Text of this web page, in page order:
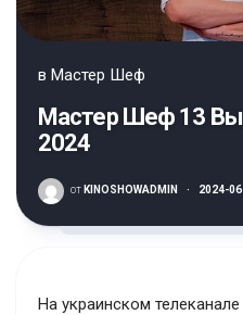
в Мастер Шеф
Мастер Шеф 13
2024
от KINOSHOWADMIN · 2024-
На украинском